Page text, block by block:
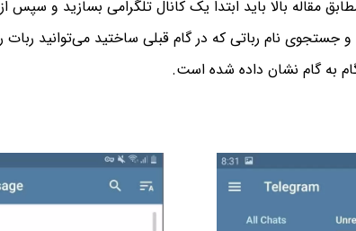
و جستجوی نام رباتی که در گام قبلی ساختید می‌توانید